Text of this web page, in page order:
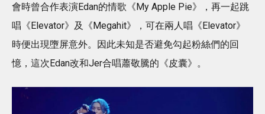
會時曾合作表演Edan的情歌《My Apple Pie》，再一起跳
唱《Elevator》及《Megahit》，可在兩人唱《Elevator》
時便出現墮屏意外。因此未知是否避免勾起粉絲們的回
憶，這次Edan改和Jer合唱蕭敬騰的《皮囊》。